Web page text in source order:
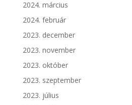
2024. március
2024. február
2023. december
2023. november
2023. október
2023. szeptember
2023. július